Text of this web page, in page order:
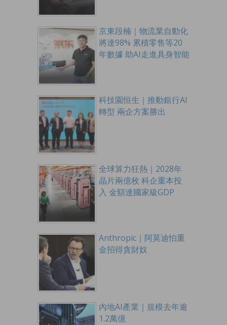
京東段楠｜物流業自動化
將達98% 累積零售等20
年數據 助AI走進具身智能
科技園恒生｜推動銀行AI
轉型 兩企方案勝出
全球算力狂熱｜2028年
晶片兩億枚 科企重本投
入 金額達國家級GDP
Anthropic｜阿莫迪怕重
金招得貪財奴
內地AI產業｜規模去年逾
1.2萬億